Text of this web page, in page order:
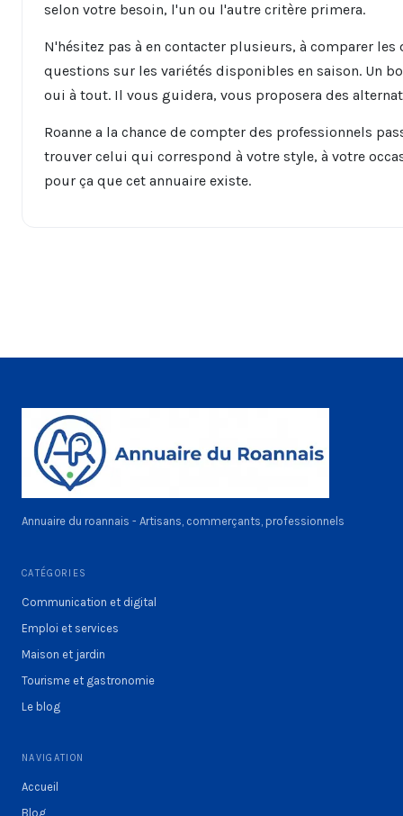
selon votre besoin, l'un ou l'autre critère primera.
N'hésitez pas à en contacter plusieurs, à comparer
questions sur les variétés disponibles en saison. Un
oui à tout. Il vous guidera, vous proposera des
Roanne a la chance de compter des professionnels
trouver celui qui correspond à votre style, à votre
pour ça que cet annuaire existe.
Annuaire du roannais - Artisans, commerçants, professionnels
CATÉGORIES
Communication et digital
Emploi et services
Maison et jardin
Tourisme et gastronomie
Le blog
NAVIGATION
Accueil
Blog